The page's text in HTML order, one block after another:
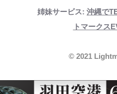
姉妹サービス: 沖縄で
トマークス
©︎ 2021